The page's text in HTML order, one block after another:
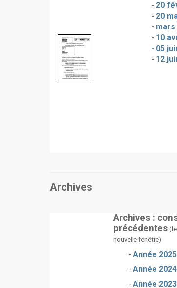
- 20
- 20
- mars
- 10
- 05
- 12
Archives
Archives :
précédentes
nouvelle fenêtre)
- Année 2025
- Année 2024
- Année 2023